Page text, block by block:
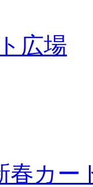
広場
春カ